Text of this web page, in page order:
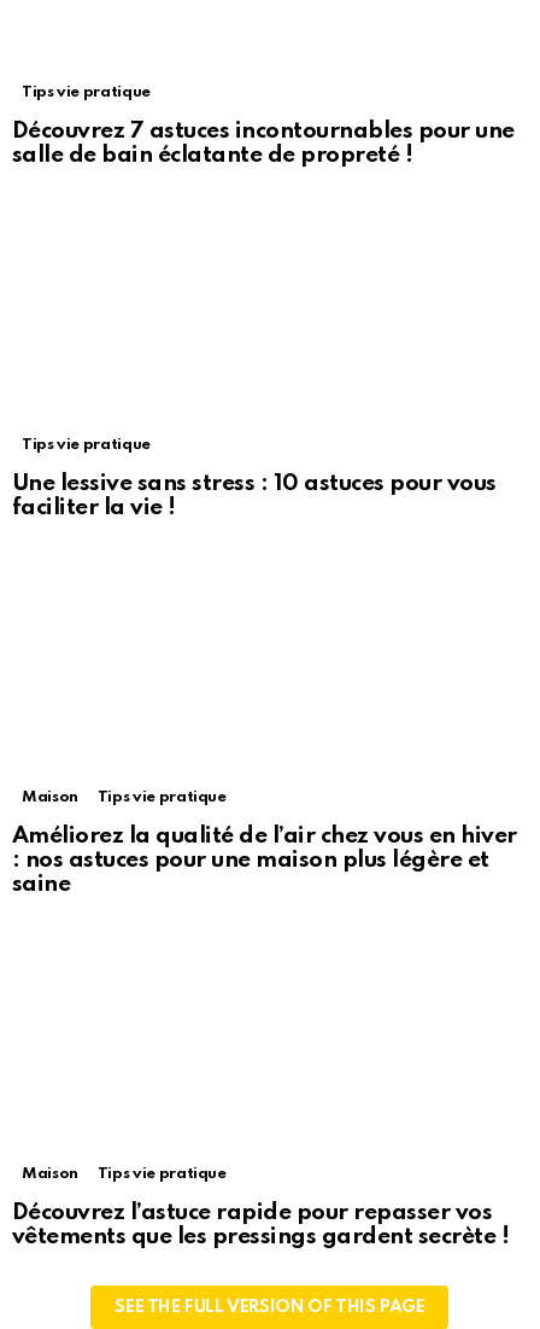
Tips vie pratique
Découvrez 7 astuces incontournables pour une
salle de bain éclatante de propreté !
Tips vie pratique
Une lessive sans stress : 10 astuces pour vous
faciliter la vie !
Maison Tips vie pratique
Améliorez la qualité de l’air chez vous en hiver
: nos astuces pour une maison plus légère et
saine
Maison Tips vie pratique
Découvrez l’astuce rapide pour repasser vos
vêtements que les pressings gardent secrète !
SEE THE FULL VERSION OF THIS PAGE